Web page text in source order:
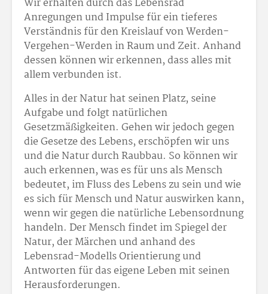
Wir erhalten durch das Lebensrad
Anregungen und Impulse für ein tieferes
Verständnis für den Kreislauf von Werden-
Vergehen-Werden in Raum und Zeit. Anhand
dessen können wir erkennen, dass alles mit
allem verbunden ist.
Alles in der Natur hat seinen Platz, seine
Aufgabe und folgt natürlichen
Gesetzmäßigkeiten. Gehen wir jedoch gegen
die Gesetze des Lebens, erschöpfen wir uns
und die Natur durch Raubbau. So können wir
auch erkennen, was es für uns als Mensch
bedeutet, im Fluss des Lebens zu sein und wie
es sich für Mensch und Natur auswirken kann,
wenn wir gegen die natürliche Lebensordnung
handeln. Der Mensch findet im Spiegel der
Natur, der Märchen und anhand des
Lebensrad-Modells Orientierung und
Antworten für das eigene Leben mit seinen
Herausforderungen.